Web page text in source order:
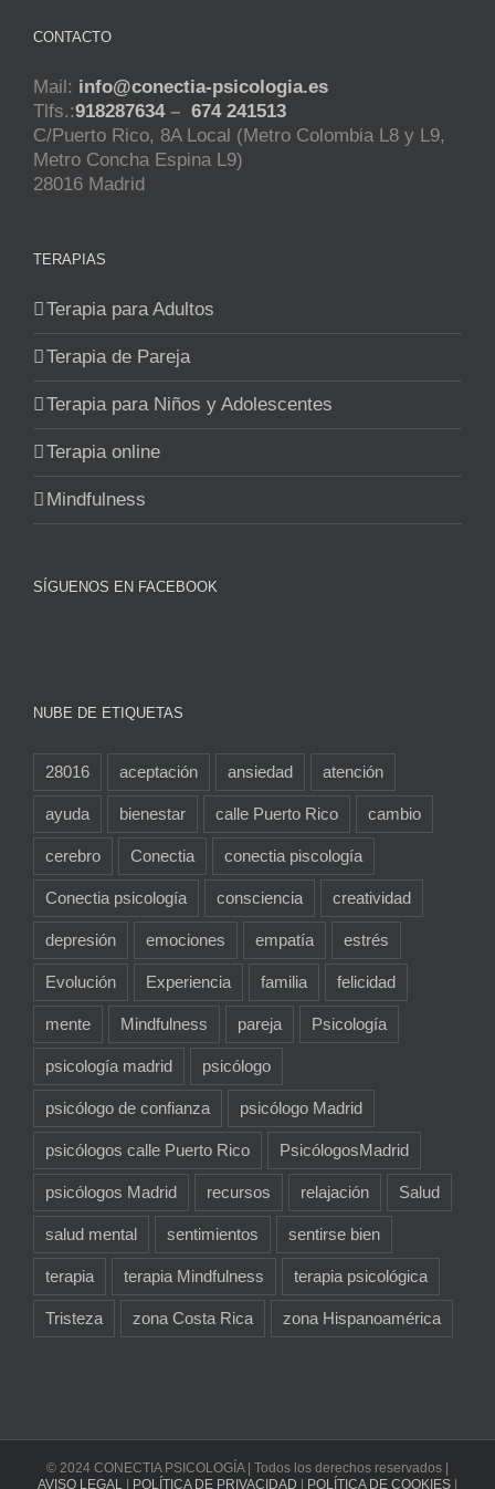
CONTACTO
Mail: info@conectia-psicologia.es
Tlfs.:918287634– 674 241513
C/Puerto Rico, 8A Local (Metro Colombia L8 y L9,
Metro Concha Espina L9)
28016 Madrid
TERAPIAS
Terapia para Adultos
Terapia de Pareja
Terapia para Niños y Adolescentes
Terapia online
Mindfulness
SÍGUENOS EN FACEBOOK
NUBE DE ETIQUETAS
28016 aceptación ansiedad atención
ayuda bienestar calle Puerto Rico cambio
cerebro Conectia conectia piscología
Conectia psicología consciencia creatividad
depresión emociones empatía estrés
Evolución Experiencia familia felicidad
mente Mindfulness pareja Psicología
psicología madrid psicólogo
psicólogo de confianza psicólogo Madrid
psicólogos calle Puerto Rico PsicólogosMadrid
psicólogos Madrid recursos relajación Salud
salud mental sentimientos sentirse bien
terapia terapia Mindfulness terapia psicológica
Tristeza zona Costa Rica zona Hispanoamérica
© 2024 CONECTIA PSICOLOGÍA | Todos los derechos reservados |
AVISO LEGAL | POLÍTICA DE PRIVACIDAD | POLÍTICA DE COOKIES |